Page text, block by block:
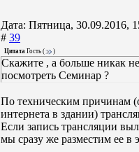
Дата: Пятница, 30.09.2016,
# 39
Цитата Гость ( )
Скажите , а больше никак
посмотреть Семинар ?
По техническим причинам
интернета в здании)
Если запись трансляции
мы сразу же разместим ее в